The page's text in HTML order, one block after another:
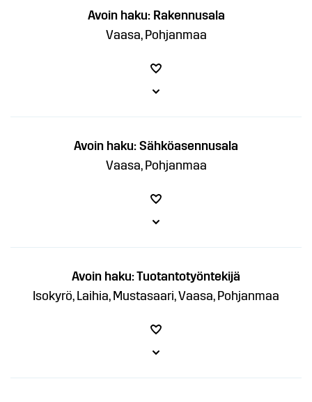
Avoin haku: Rakennusala
Vaasa, Pohjanmaa
Avoin haku: Sähköasennusala
Vaasa, Pohjanmaa
Avoin haku: Tuotantotyöntekijä
Isokyrö, Laihia, Mustasaari, Vaasa, Pohjanmaa